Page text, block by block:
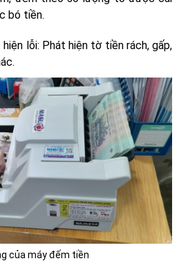
bó tiền.
lỗi: Phát hiện tờ tiền rách, gấp,
của máy đếm tiền